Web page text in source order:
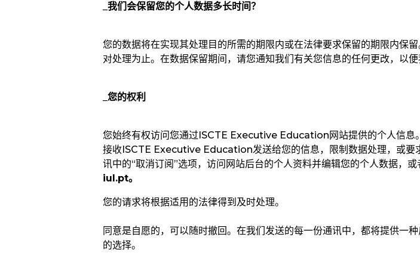
_我们会保留您的个人数据多长时间？
您的数据将在实现其处理目的所需的期限内或在法律要求保留的期限内保
对处理为止。在数据保留期间，请您通知我们有关您信息的任何更改，以
您的权利
您始终有权访问您通过ISCTE Executive Education 网站提供的个人信
接收 ISCTE Executive Education发送给您的信息，限制数据处理，或
讯中的“取消订阅 ”选项，访问网站后台的个人资料并编辑您的个人数据，
iul.pt。
您的请求将根据适用的法律得到及时处理。
同意是自愿的，可以随时撤回。在我们发送的每一份通讯中，都将提供一
的选择。